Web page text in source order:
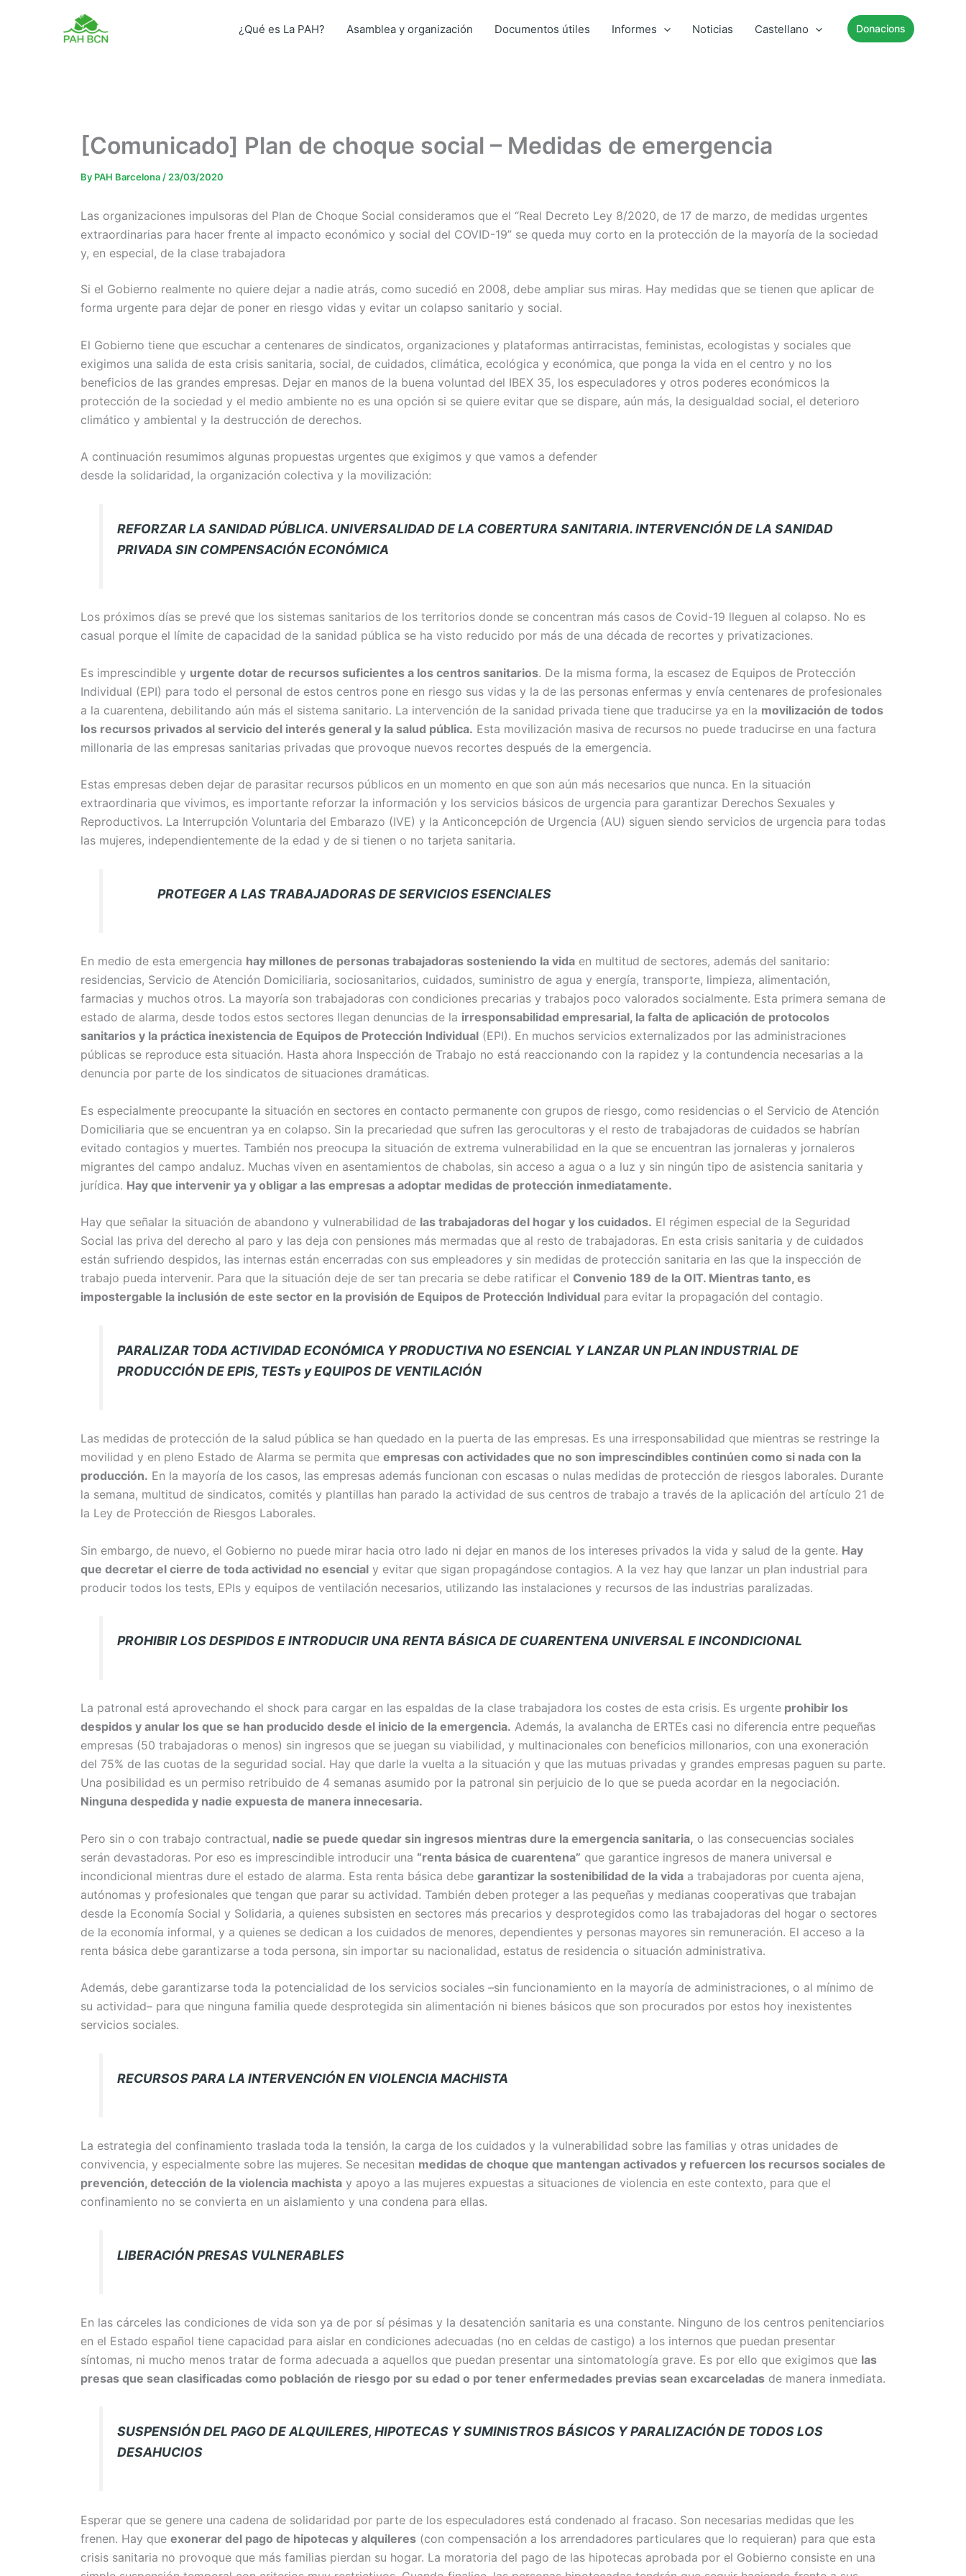
¿Qué es La PAH? Asamblea y organización Documentos útiles Informes Noticias Castellano Donacions
[Comunicado] Plan de choque social – Medidas de emergencia
By PAH Barcelona / 23/03/2020
Las organizaciones impulsoras del Plan de Choque Social consideramos que el “Real Decreto Ley 8/2020, de 17 de marzo, de medidas urgentes
extraordinarias para hacer frente al impacto económico y social del COVID-19” se queda muy corto en la protección de la mayoría de la sociedad
y, en especial, de la clase trabajadora
Si el Gobierno realmente no quiere dejar a nadie atrás, como sucedió en 2008, debe ampliar sus miras. Hay medidas que se tienen que aplicar de
forma urgente para dejar de poner en riesgo vidas y evitar un colapso sanitario y social.
El Gobierno tiene que escuchar a centenares de sindicatos, organizaciones y plataformas antirracistas, feministas, ecologistas y sociales que
exigimos una salida de esta crisis sanitaria, social, de cuidados, climática, ecológica y económica, que ponga la vida en el centro y no los
beneficios de las grandes empresas. Dejar en manos de la buena voluntad del IBEX 35, los especuladores y otros poderes económicos la
protección de la sociedad y el medio ambiente no es una opción si se quiere evitar que se dispare, aún más, la desigualdad social, el deterioro
climático y ambiental y la destrucción de derechos.
A continuación resumimos algunas propuestas urgentes que exigimos y que vamos a defender
desde la solidaridad, la organización colectiva y la movilización:
REFORZAR LA SANIDAD PÚBLICA. UNIVERSALIDAD DE LA COBERTURA SANITARIA. INTERVENCIÓN DE LA SANIDAD
PRIVADA SIN COMPENSACIÓN ECONÓMICA
Los próximos días se prevé que los sistemas sanitarios de los territorios donde se concentran más casos de Covid-19 lleguen al colapso. No es
casual porque el límite de capacidad de la sanidad pública se ha visto reducido por más de una década de recortes y privatizaciones.
Es imprescindible y urgente dotar de recursos suficientes a los centros sanitarios. De la misma forma, la escasez de Equipos de Protección
Individual (EPI) para todo el personal de estos centros pone en riesgo sus vidas y la de las personas enfermas y envía centenares de profesionales
a la cuarentena, debilitando aún más el sistema sanitario. La intervención de la sanidad privada tiene que traducirse ya en la movilización de todos
los recursos privados al servicio del interés general y la salud pública. Esta movilización masiva de recursos no puede traducirse en una factura
millonaria de las empresas sanitarias privadas que provoque nuevos recortes después de la emergencia.
Estas empresas deben dejar de parasitar recursos públicos en un momento en que son aún más necesarios que nunca. En la situación
extraordinaria que vivimos, es importante reforzar la información y los servicios básicos de urgencia para garantizar Derechos Sexuales y
Reproductivos. La Interrupción Voluntaria del Embarazo (IVE) y la Anticoncepción de Urgencia (AU) siguen siendo servicios de urgencia para todas
las mujeres, independientemente de la edad y de si tienen o no tarjeta sanitaria.
PROTEGER A LAS TRABAJADORAS DE SERVICIOS ESENCIALES
En medio de esta emergencia hay millones de personas trabajadoras sosteniendo la vida en multitud de sectores, además del sanitario:
residencias, Servicio de Atención Domiciliaria, sociosanitarios, cuidados, suministro de agua y energía, transporte, limpieza, alimentación,
farmacias y muchos otros. La mayoría son trabajadoras con condiciones precarias y trabajos poco valorados socialmente. Esta primera semana de
estado de alarma, desde todos estos sectores llegan denuncias de la irresponsabilidad empresarial, la falta de aplicación de protocolos
sanitarios y la práctica inexistencia de Equipos de Protección Individual (EPI). En muchos servicios externalizados por las administraciones
públicas se reproduce esta situación. Hasta ahora Inspección de Trabajo no está reaccionando con la rapidez y la contundencia necesarias a la
denuncia por parte de los sindicatos de situaciones dramáticas.
Es especialmente preocupante la situación en sectores en contacto permanente con grupos de riesgo, como residencias o el Servicio de Atención
Domiciliaria que se encuentran ya en colapso. Sin la precariedad que sufren las gerocultoras y el resto de trabajadoras de cuidados se habrían
evitado contagios y muertes. También nos preocupa la situación de extrema vulnerabilidad en la que se encuentran las jornaleras y jornaleros
migrantes del campo andaluz. Muchas viven en asentamientos de chabolas, sin acceso a agua o a luz y sin ningún tipo de asistencia sanitaria y
jurídica. Hay que intervenir ya y obligar a las empresas a adoptar medidas de protección inmediatamente.
Hay que señalar la situación de abandono y vulnerabilidad de las trabajadoras del hogar y los cuidados. El régimen especial de la Seguridad
Social las priva del derecho al paro y las deja con pensiones más mermadas que al resto de trabajadoras. En esta crisis sanitaria y de cuidados
están sufriendo despidos, las internas están encerradas con sus empleadores y sin medidas de protección sanitaria en las que la inspección de
trabajo pueda intervenir. Para que la situación deje de ser tan precaria se debe ratificar el Convenio 189 de la OIT. Mientras tanto, es
impostergable la inclusión de este sector en la provisión de Equipos de Protección Individual para evitar la propagación del contagio.
PARALIZAR TODA ACTIVIDAD ECONÓMICA Y PRODUCTIVA NO ESENCIAL Y LANZAR UN PLAN INDUSTRIAL DE
PRODUCCIÓN DE EPIS, TESTs y EQUIPOS DE VENTILACIÓN
Las medidas de protección de la salud pública se han quedado en la puerta de las empresas. Es una irresponsabilidad que mientras se restringe la
movilidad y en pleno Estado de Alarma se permita que empresas con actividades que no son imprescindibles continúen como si nada con la
producción. En la mayoría de los casos, las empresas además funcionan con escasas o nulas medidas de protección de riesgos laborales. Durante
la semana, multitud de sindicatos, comités y plantillas han parado la actividad de sus centros de trabajo a través de la aplicación del artículo 21 de
la Ley de Protección de Riesgos Laborales.
Sin embargo, de nuevo, el Gobierno no puede mirar hacia otro lado ni dejar en manos de los intereses privados la vida y salud de la gente. Hay
que decretar el cierre de toda actividad no esencial y evitar que sigan propagándose contagios. A la vez hay que lanzar un plan industrial para
producir todos los tests, EPIs y equipos de ventilación necesarios, utilizando las instalaciones y recursos de las industrias paralizadas.
PROHIBIR LOS DESPIDOS E INTRODUCIR UNA RENTA BÁSICA DE CUARENTENA UNIVERSAL E INCONDICIONAL
La patronal está aprovechando el shock para cargar en las espaldas de la clase trabajadora los costes de esta crisis. Es urgente prohibir los
despidos y anular los que se han producido desde el inicio de la emergencia. Además, la avalancha de ERTEs casi no diferencia entre pequeñas
empresas (50 trabajadoras o menos) sin ingresos que se juegan su viabilidad, y multinacionales con beneficios millonarios, con una exoneración
del 75% de las cuotas de la seguridad social. Hay que darle la vuelta a la situación y que las mutuas privadas y grandes empresas paguen su parte.
Una posibilidad es un permiso retribuido de 4 semanas asumido por la patronal sin perjuicio de lo que se pueda acordar en la negociación.
Ninguna despedida y nadie expuesta de manera innecesaria.
Pero sin o con trabajo contractual, nadie se puede quedar sin ingresos mientras dure la emergencia sanitaria, o las consecuencias sociales
serán devastadoras. Por eso es imprescindible introducir una “renta básica de cuarentena” que garantice ingresos de manera universal e
incondicional mientras dure el estado de alarma. Esta renta básica debe garantizar la sostenibilidad de la vida a trabajadoras por cuenta ajena,
autónomas y profesionales que tengan que parar su actividad. También deben proteger a las pequeñas y medianas cooperativas que trabajan
desde la Economía Social y Solidaria, a quienes subsisten en sectores más precarios y desprotegidos como las trabajadoras del hogar o sectores
de la economía informal, y a quienes se dedican a los cuidados de menores, dependientes y personas mayores sin remuneración. El acceso a la
renta básica debe garantizarse a toda persona, sin importar su nacionalidad, estatus de residencia o situación administrativa.
Además, debe garantizarse toda la potencialidad de los servicios sociales –sin funcionamiento en la mayoría de administraciones, o al mínimo de
su actividad– para que ninguna familia quede desprotegida sin alimentación ni bienes básicos que son procurados por estos hoy inexistentes
servicios sociales.
RECURSOS PARA LA INTERVENCIÓN EN VIOLENCIA MACHISTA
La estrategia del confinamiento traslada toda la tensión, la carga de los cuidados y la vulnerabilidad sobre las familias y otras unidades de
convivencia, y especialmente sobre las mujeres. Se necesitan medidas de choque que mantengan activados y refuercen los recursos sociales de
prevención, detección de la violencia machista y apoyo a las mujeres expuestas a situaciones de violencia en este contexto, para que el
confinamiento no se convierta en un aislamiento y una condena para ellas.
LIBERACIÓN PRESAS VULNERABLES
En las cárceles las condiciones de vida son ya de por sí pésimas y la desatención sanitaria es una constante. Ninguno de los centros penitenciarios
en el Estado español tiene capacidad para aislar en condiciones adecuadas (no en celdas de castigo) a los internos que puedan presentar
síntomas, ni mucho menos tratar de forma adecuada a aquellos que puedan presentar una sintomatología grave. Es por ello que exigimos que las
presas que sean clasificadas como población de riesgo por su edad o por tener enfermedades previas sean excarceladas de manera inmediata.
SUSPENSIÓN DEL PAGO DE ALQUILERES, HIPOTECAS Y SUMINISTROS BÁSICOS Y PARALIZACIÓN DE TODOS LOS
DESAHUCIOS
Esperar que se genere una cadena de solidaridad por parte de los especuladores está condenado al fracaso. Son necesarias medidas que les
frenen. Hay que exonerar del pago de hipotecas y alquileres (con compensación a los arrendadores particulares que lo requieran) para que esta
crisis sanitaria no provoque que más familias pierdan su hogar. La moratoria del pago de las hipotecas aprobada por el Gobierno consiste en una